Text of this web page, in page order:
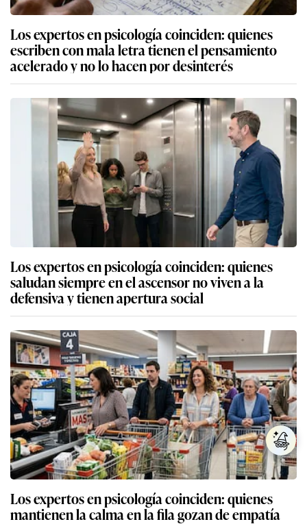
Los expertos en psicología coinciden: quienes
escriben con mala letra tienen el pensamiento
acelerado y no lo hacen por desinterés
Los expertos en psicología coinciden: quienes
saludan siempre en el ascensor no viven a la
defensiva y tienen apertura social
Los expertos en psicología coinciden: quienes
mantienen la calma en la fila gozan de empatía